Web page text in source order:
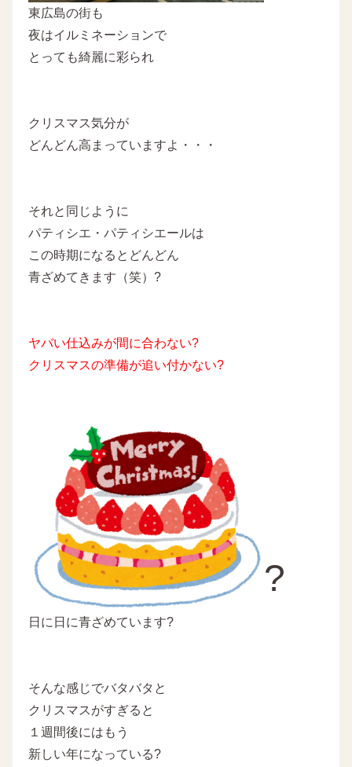
東広島の街も
夜はイルミネーションで
とっても綺麗に彩られ
クリスマス気分が
どんどん高まっていますよ・・・
それと同じように
パティシエ・パティシエールは
この時期になるとどんどん
青ざめてきます（笑）?
ヤバい仕込みが間に合わない?
クリスマスの準備が追い付かない?
?
日に日に青ざめています?
そんな感じでバタバタと
クリスマスがすぎると
１週間後にはもう
新しい年になっている?